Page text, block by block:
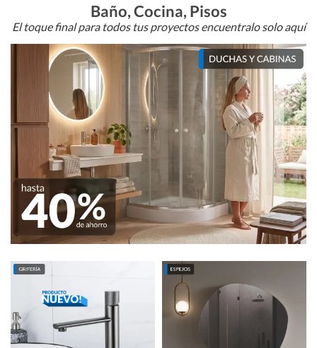
Baño, Cocina, Pisos
El toque final para todos tus proyectos encuentralo solo aquí